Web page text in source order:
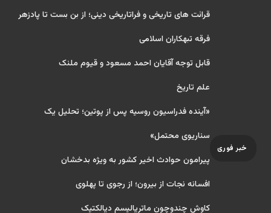
خبر فوری
قرائت های تاریخی و فراتاریخی دینی؛ از بن بست تا پادزهر
فرقه تبهکاران اسلامی
قابل توجه آقایان احمد مسعود و قیوم ملنک
علم تاریخ
«آینده فدراسیون روسیه پس از پوتین؛ تحلیل یک
سناریوی محتمل»
پیرامون حوادث اخیر کشور به ویژه بدخشان
افسانه نجات از بیرون؛ از رجوی تا پهلوی
کاوشِ چندو‌چونِ ماتریالیسم دیالکتیک